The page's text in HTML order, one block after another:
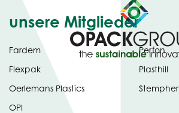
unsere Mitglieder
Fardem
Flexpak
Oerlemans Plastics
OPI
Perfon
Plasthill
Stempher